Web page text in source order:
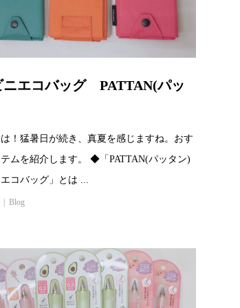
ニエコバッグ PATTAN(パッ
！猛暑日が続き、真夏を感じますね。おす
ムを紹介します。 ◆「PATTAN(パッタン)
コバッグ」とは ...
Blog